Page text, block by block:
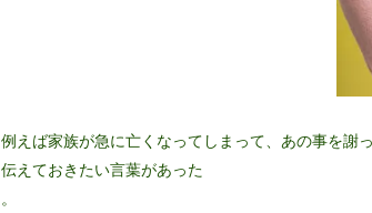
例えば家族が急に亡くなってしまって、あの事を謝
伝えておきたい言葉があった
。